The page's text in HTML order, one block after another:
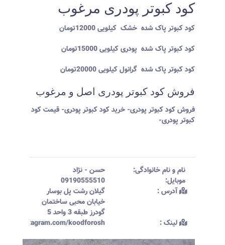
کود کبوتر پودری مرغوب
کود کبوتر پاک شده خشک کیلویی 12000تومان
کود کبوتر پاک شده پودری کیلویی 15000تومان
کود کبوتر پاک شده گرانول کیلویی 20000تومان
فروش کود کبوتر پودری اصل و مرغوب
فروش کود کبوتر پودری- خرید کود کبوتر پودری- قیمت کود
کبوتر پودری-
نام و نام خانوادگی:‌ حسن - نژاد
موبایل:‌
09190555510
آدرس :‌
گیلان رشت پل بوسار
خیابان محبی ساختمان
گودرز طبقه 3 واحد 5
لینک :‌
instagram.com/koodforosh